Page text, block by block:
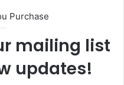
Purchase
mailing list
updates!